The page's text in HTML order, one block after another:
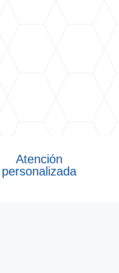
Atención
personalizada